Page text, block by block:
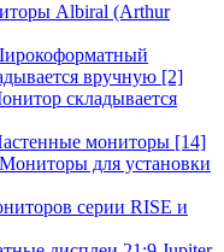
Albiral (Arthur
вручную [2]
складывается
мониторы [14]
для установки
серии RISE и